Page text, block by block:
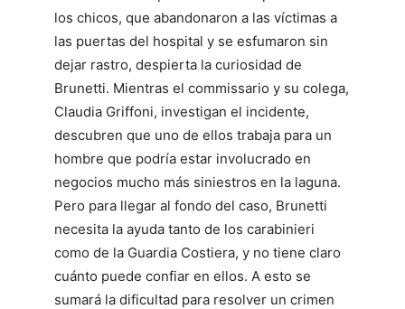
los chicos, que abandonaron a las víctimas a
las puertas del hospital y se esfumaron sin
dejar rastro, despierta la curiosidad de
Brunetti. Mientras el commissario y su colega,
Claudia Griffoni, investigan el incidente,
descubren que uno de ellos trabaja para un
hombre que podría estar involucrado en
negocios mucho más siniestros en la laguna.
Pero para llegar al fondo del caso, Brunetti
necesita la ayuda tanto de los carabinieri
como de la Guardia Costiera, y no tiene claro
cuánto puede confiar en ellos. A esto se
sumará la dificultad para resolver un crimen